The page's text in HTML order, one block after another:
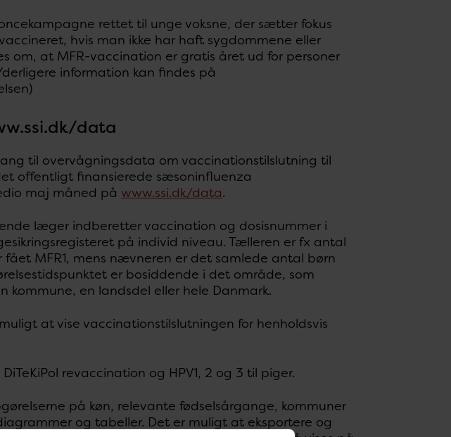
rettet til unge voksne, der sætter fokus
hvis man ikke har haft sygdommene eller
om, at MFR-vaccination er gratis året ud for personer
information kan findes på
data
til overvågningsdata om vaccinationstilslutning til
offentligt finansierede sæsoninfluenza
maj måned på www.ssi.dk/data.
læger indberetter vaccination og dosisnummer i
på individ niveau. Tælleren er fx antal
fået MFR1, mens nævneren er det samlede antal børn
er bosiddende i det område, som
en landsdel eller hele Danmark.
at vise vaccinationstilslutningen for henholdsvis
DiTeKiPol revaccination og HPV1, 2 og 3 til piger.
på køn, relevante fødselsårgange, kommuner
og tabeller. Det er muligt at eksportere og